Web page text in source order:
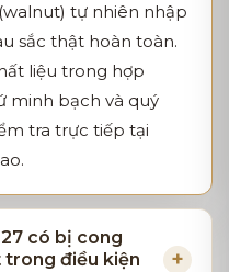
tự nhiên nhập
sắc thật hoàn toàn.
liệu trong hợp
minh bạch và quý
tra trực tiếp tại
có bị cong
trong điều kiện